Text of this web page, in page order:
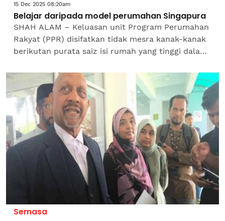
15 Dec 2025 08:20am
Belajar daripada model perumahan Singapura
SHAH ALAM – Keluasan unit Program Perumahan
Rakyat (PPR) disifatkan tidak mesra kanak-kanak
berikutan purata saiz isi rumah yang tinggi dalam
rendah.Pensyarah Kanan...
Semasa